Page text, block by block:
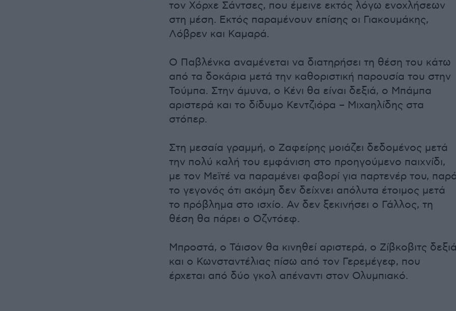
τον Χόρχε Σάντσες, που έμεινε εκτός λόγω ενοχλήσεων
στη μέση. Εκτός παραμένουν επίσης οι Γιακουμάκης,
Λόβρεν και Καμαρά.
Ο Παβλένκα αναμένεται να διατηρήσει τη θέση του κάτω
από τα δοκάρια μετά την καθοριστική παρουσία του στην
Τούμπα. Στην άμυνα, ο Κένι θα είναι δεξιά, ο Μπάμπα
αριστερά και το δίδυμο Κεντζιόρα – Μιχαηλίδης στα
στόπερ.
Στη μεσαία γραμμή, ο Ζαφείρης μοιάζει δεδομένος μετά
την πολύ καλή του εμφάνιση στο προηγούμενο παιχνίδι,
με τον Μεϊτέ να παραμένει φαβορί για παρτενέρ του,
το γεγονός ότι ακόμη δεν δείχνει απόλυτα έτοιμος μετά
το πρόβλημα στο ισχίο. Αν δεν ξεκινήσει ο Γάλλος, τη
θέση θα πάρει ο Οζντόεφ.
Μπροστά, ο Τάισον θα κινηθεί αριστερά, ο Ζίβκοβιτς
και ο Κωνσταντέλιας πίσω από τον Γερεμέγεφ, που
έρχεται από δύο γκολ απέναντι στον Ολυμπιακό.